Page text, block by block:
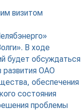
визитом
В ходе
будет обсуждаться
развития ОАО
обеспечения
состояния
проблемы